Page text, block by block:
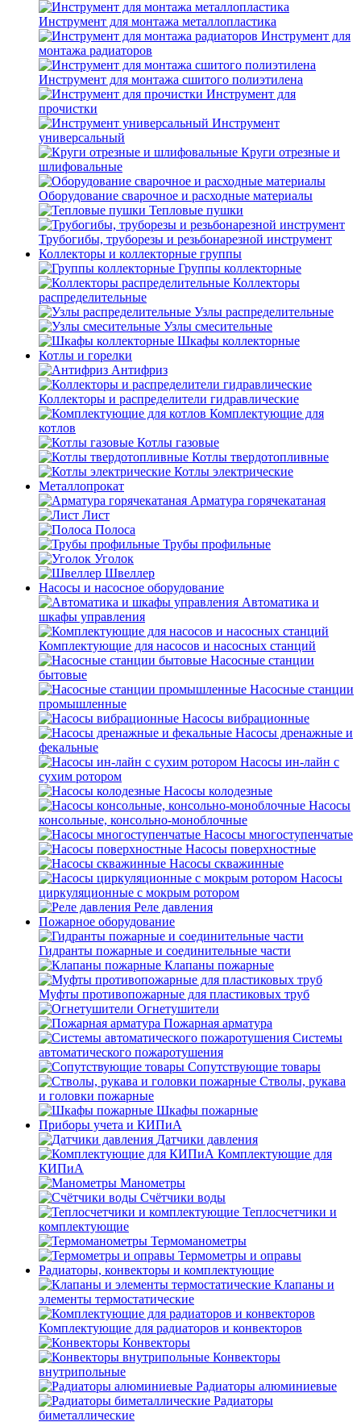
Инструмент для монтажа металлопластика
Инструмент для
монтажа радиаторов
Инструмент для монтажа сшитого полиэтилена
Инструмент для
прочистки
Инструмент
универсальный
Круги отрезные и
шлифовальные
Оборудование сварочное и расходные материалы
Тепловые пушки
Трубогибы, труборезы и резьбонарезной инструмент
Коллекторы и коллекторные группы
Группы коллекторные
Коллекторы
распределительные
Узлы распределительные
Узлы смесительные
Шкафы коллекторные
Котлы и горелки
Антифриз
Коллекторы и распределители гидравлические
Комплектующие для
котлов
Котлы газовые
Котлы твердотопливные
Котлы электрические
Металлопрокат
Арматура горячекатаная
Лист
Полоса
Трубы профильные
Уголок
Швеллер
Насосы и насосное оборудование
Автоматика и
шкафы управления
Комплектующие для насосов и насосных станций
Насосные станции
бытовые
Насосные станции
промышленные
Насосы вибрационные
Насосы дренажные и
фекальные
Насосы ин-лайн с
сухим ротором
Насосы колодезные
Насосы
консольные, консольно-моноблочные
Насосы многоступенчатые
Насосы поверхностные
Насосы скважинные
Насосы
циркуляционные с мокрым ротором
Реле давления
Пожарное оборудование
Гидранты пожарные и соединительные части
Клапаны пожарные
Муфты противопожарные для пластиковых труб
Огнетушители
Пожарная арматура
Системы
автоматического пожаротушения
Сопутствующие товары
Стволы, рукава
и головки пожарные
Шкафы пожарные
Приборы учета и КИПиА
Датчики давления
Комплектующие для
КИПиА
Манометры
Счётчики воды
Теплосчетчики и
комплектующие
Термоманометры
Термометры и оправы
Радиаторы, конвекторы и комплектующие
Клапаны и
элементы термостатические
Комплектующие для радиаторов и конвекторов
Конвекторы
Конвекторы
внутрипольные
Радиаторы алюминиевые
Радиаторы
биметаллические